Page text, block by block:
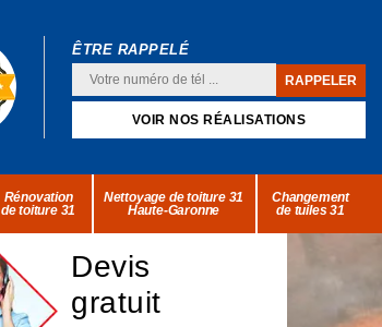
ÊTRE RAPPELÉ
VOIR NOS RÉALISATIONS
Rénovation
de toiture 31
Nettoyage de toiture 31
Haute-Garonne
Changement
de tuiles 31
Devis
gratuit